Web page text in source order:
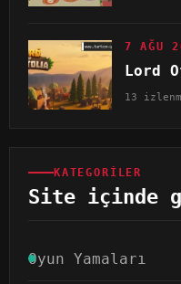
7 AĞU
Lord
13
KATEGORILER
Site içinde
Oyun Yamaları